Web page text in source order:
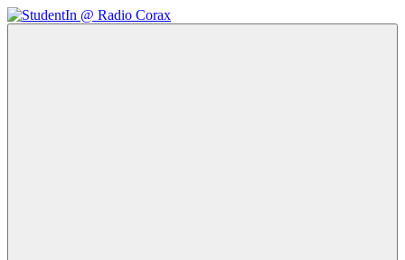
Zum
Inhalt